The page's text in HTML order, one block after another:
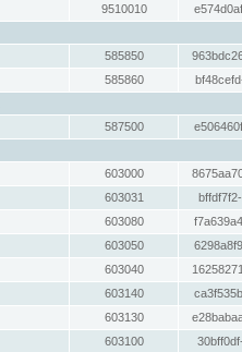
9510010
585850
585860
587500
603000
603031
603080
603050
603040
603140
603130
603100